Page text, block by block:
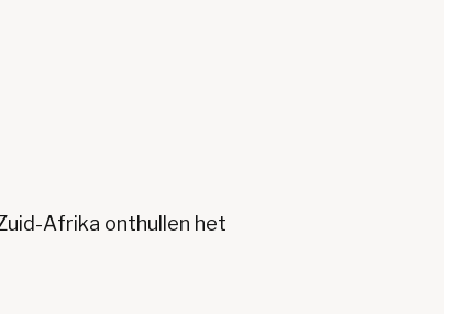
Afrika onthullen het